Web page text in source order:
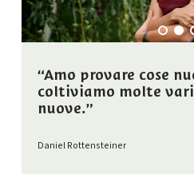
“Amo provare cose
coltiviamo molte
nuove.”
Daniel Rottensteiner